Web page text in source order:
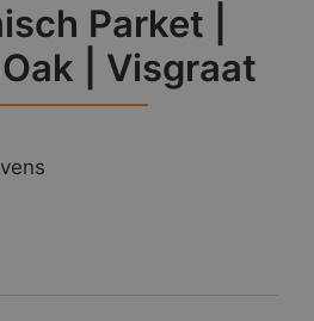
Parket |
| Visgraat